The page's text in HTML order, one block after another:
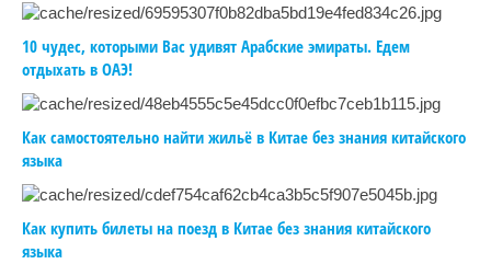
10 чудес, которыми Вас удивят Арабские эмираты. Едем
отдыхать в ОАЭ!
Как самостоятельно найти жильё в Китае без знания китайского
языка
Как купить билеты на поезд в Китае без знания китайского
языка